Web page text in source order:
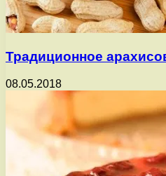
Традиционное
08.05.2018